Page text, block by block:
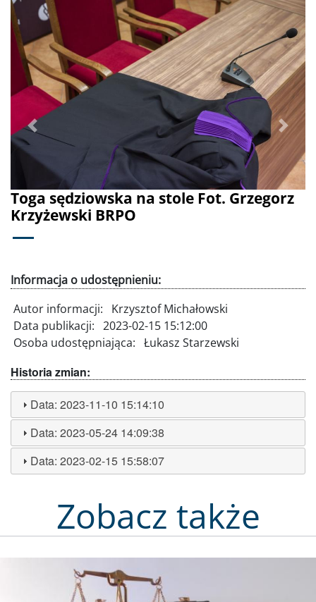
Toga sędziowska na stole Fot. Grzegorz
Krzyżewski BRPO
Poprzednie Dalej
Informacja o udostępnieniu:
Autor informacji:
Krzysztof Michałowski
Data publikacji: 2023-02-15 15:12:00
Osoba udostępniająca: Łukasz Starzewski
Historia zmian:
Data:2023-11-10 15:14:10
Data:2023-05-24 14:09:38
Data:2023-02-15 15:58:07
Zobacz także